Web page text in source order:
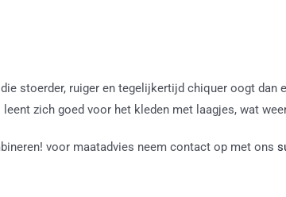
stoerder, ruiger en tegelijkertijd chiquer oogt dan
zich goed voor het kleden met laagjes, wat
voor maatadvies neem contact op met ons